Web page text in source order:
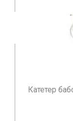
Катетер